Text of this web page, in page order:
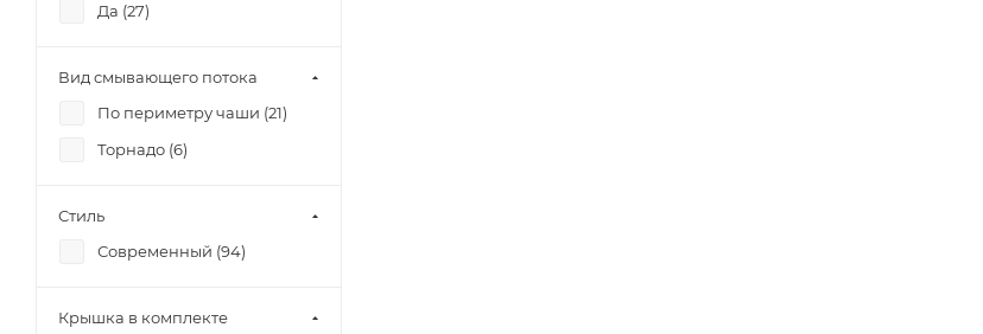
Да (27)
Вид смывающего потока
По периметру чаши (21)
Торнадо (6)
Стиль
Современный (94)
Крышка в комплекте